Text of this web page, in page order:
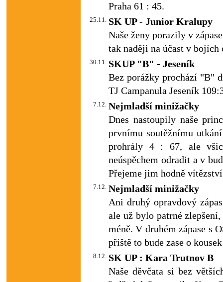
Praha 61 : 45.
25.11. SK UP - Junior Kralupy
Naše ženy porazily v
tak naději na účast v bojích
30.11. SKUP "B" - Jeseník
Bez porážky prochází "B"
TJ Campanula Jeseník
7.12. Nejmladší minižačky
Dnes nastoupily naše
prvnímu soutěžnímu
prohrály 4 : 67, ale
neúspěchem odradit a v
Přejeme jim hodně
7.12. Nejmladší minižačky
Ani druhý opravdový
ale už bylo patrné
méně. V druhém zápase s
příště to bude zase o
8.12. SK UP : Kara Trutnov B
Naše děvčata si bez